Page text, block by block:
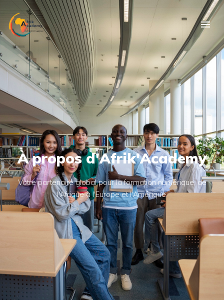
À propos d'Afrik'Academy
Votre partenaire global pour la formation numérique, de
l'Afrique à l'Europe et l'Amérique.